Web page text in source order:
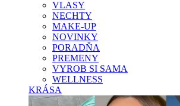
VLASY
NECHTY
MAKE-UP
NOVINKY
PORADŇA
PREMENY
VYROB SI SAMA
WELLNESS
KRÁSA